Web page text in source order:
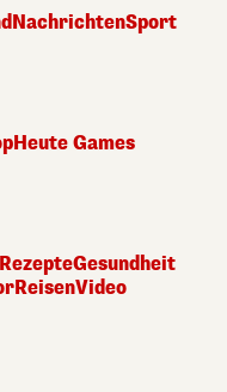
NachrichtenSport
Heute Games
RezepteGesundheit
ReisenVideo